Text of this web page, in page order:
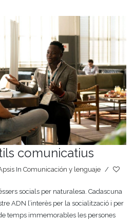
comunicatius
In Comunicación y lenguaje /
socials per naturalesa. Cadascuna
ADN l’interès per la socialització i per
temps immemorables les persones